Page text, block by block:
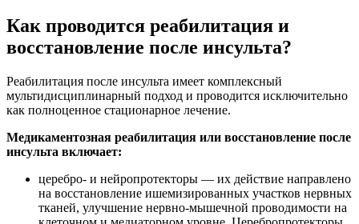
Как проводится реабилитация и
восстановление после инсульта?
Реабилитация после инсульта имеет комплексный
мультидисциплинарный подход и проводится исключительно
как полноценное стационарное лечение.
Медикаментозная реабилитация или восстановление после
инсульта включает:
церебро- и нейропротекторы — их действие направлено
на восстановление ишемизированных участков нервных
тканей, улучшение нервно-мышечной проводимости на